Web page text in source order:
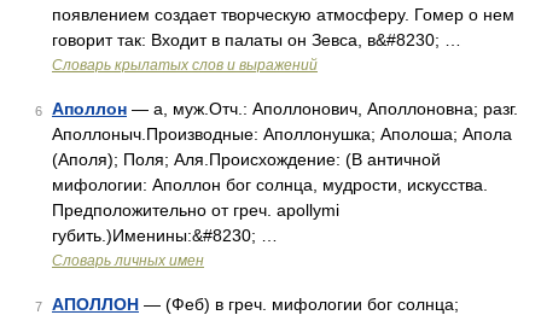
появлением создает творческую атмосферу. Гомер о нем
говорит так: Входит в палаты он Зевса, в&#8230; …
Словарь крылатых слов и выражений
6 Аполлон — а, муж.Отч.: Аполлонович, Аполлоновна; разг.
Аполлоныч.Производные: Аполлонушка; Аполоша; Апола
(Аполя); Поля; Аля.Происхождение: (В античной
мифологии: Аполлон бог солнца, мудрости, искусства.
Предположительно от греч. apollymi
губить.)Именины:&#8230; …
Словарь личных имен
7 АПОЛЛОН — (Феб) в греч. мифологии бог солнца;